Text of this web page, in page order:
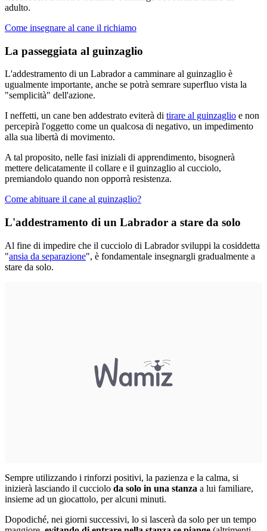
adulto.
Come insegnare al cane il richiamo
La passeggiata al guinzaglio
L'addestramento di un Labrador a camminare al guinzaglio è
ugualmente importante, anche se potrà semrare superfluo vista la
"semplicità" dell'azione.
I neffetti, un cane ben addestrato eviterà di tirare al guinzaglio e non
percepirà l'oggetto come un qualcosa di negativo, un impedimento
alla sua libertà di movimento.
A tal proposito, nelle fasi iniziali di apprendimento, bisognerà
mettere delicatamente il collare e il guinzaglio al cucciolo,
premiandolo quando non opporrà resistenza.
Come abituare il cane al guinzaglio?
L'addestramento di un Labrador a stare da solo
Al fine di impedire che il cucciolo di Labrador sviluppi la cosiddetta
"ansia da separazione", è fondamentale insegnargli gradualmente a
stare da solo.
Sempre utilizzando i rinforzi positivi, la pazienza e la calma, si
inizierà lasciando il cucciolo da solo in una stanza a lui familiare,
insieme ad un giocattolo, per alcuni minuti.
Dopodiché, nei giorni successivi, lo si lascerà da solo per un tempo